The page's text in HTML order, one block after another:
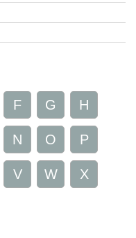
F G H
N O P
V W X